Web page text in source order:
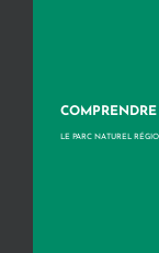
COMPRENDRE
LE PARC NATUREL